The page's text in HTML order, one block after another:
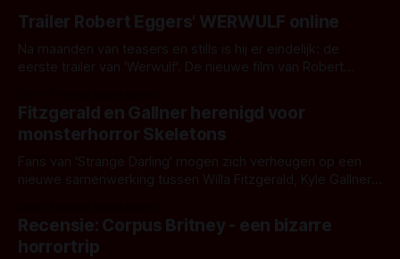
Trailer Robert Eggers' WERWULF online
Na maanden van teasers en stills is hij er eindelijk: de
eerste trailer van 'Werwulf'. De nieuwe film van Robert
kille stijl vol folklore en mythe. Het topic deze keer is (kon
het het al raden?)... de weerwolf. Kijk je mee?
Fitzgerald en Gallner herenigd voor
monsterhorror Skeletons
Fans van 'Strange Darling' mogen zich verheugen op een
nieuwe samenwerking tussen Willa Fitzgerald, Kyle Gallner
'Skeletons', een nieuwe creature feature waarvoor de
opnames zijn gestart in Australië.
Recensie: Corpus Britney - een bizarre
horrortrip